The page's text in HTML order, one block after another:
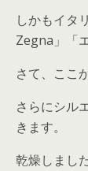
しかもイタ
Zegna」「
さて、ここ
さらにシル
きます。
乾燥しまし